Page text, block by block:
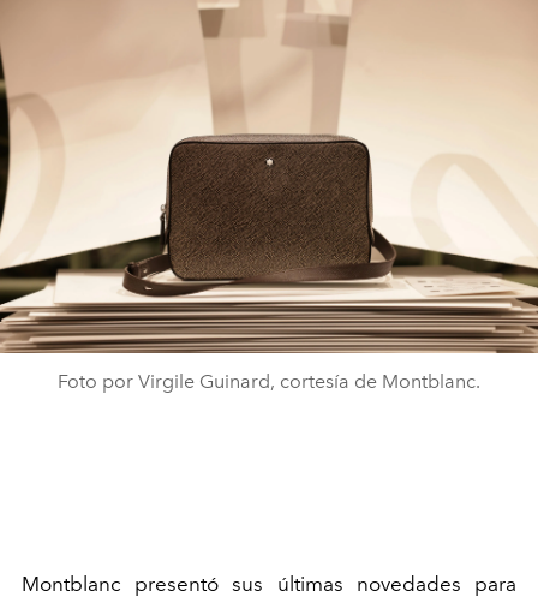
Foto por Virgile Guinard, cortesía de Montblanc.
Montblanc presentó sus últimas novedades para